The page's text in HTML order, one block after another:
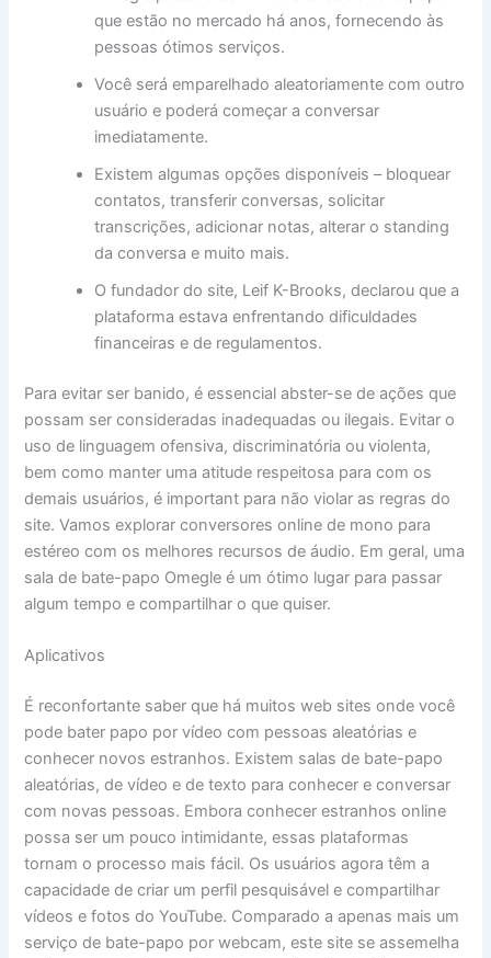
que estão no mercado há anos, fornecendo às
pessoas ótimos serviços.
Você será emparelhado aleatoriamente com outro
usuário e poderá começar a conversar
imediatamente.
Existem algumas opções disponíveis – bloquear
contatos, transferir conversas, solicitar
transcrições, adicionar notas, alterar o standing
da conversa e muito mais.
O fundador do site, Leif K-Brooks, declarou que a
plataforma estava enfrentando dificuldades
financeiras e de regulamentos.
Para ⁢evitar‍ ser banido, é essencial abster-se de ações que
⁤possam ser consideradas inadequadas ou‍ ilegais. Evitar o
uso de linguagem ofensiva, discriminatória ou violenta,
bem como manter uma atitude respeitosa para com os
demais usuários, é important para não violar as regras do
site. Vamos explorar conversores online de mono para
estéreo com os melhores recursos de áudio. Em geral, uma
sala de bate-papo Omegle é um ótimo lugar para passar
algum tempo e compartilhar o que quiser.
Aplicativos
É reconfortante saber que há muitos web sites onde você
pode bater papo por vídeo com pessoas aleatórias e
conhecer novos estranhos. Existem salas de bate-papo
aleatórias, de vídeo e de texto para conhecer e conversar
com novas pessoas. Embora conhecer estranhos online
possa ser um pouco intimidante, essas plataformas
tornam o processo mais fácil. Os usuários agora têm a
capacidade de criar um perfil pesquisável e compartilhar
vídeos e fotos do YouTube. Comparado a apenas mais um
serviço de bate-papo por webcam, este site se assemelha